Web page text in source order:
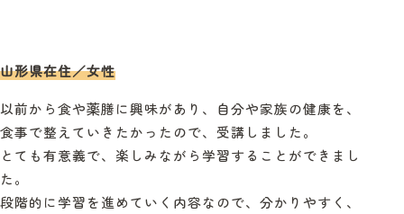
山形県在住／女性
以前から食や薬膳に興味があり、自分や家族の健康を、
食事で整えていきたかったので、受講しました。
とても有意義で、楽しみながら学習することができまし
た。
段階的に学習を進めていく内容なので、分かりやすく、